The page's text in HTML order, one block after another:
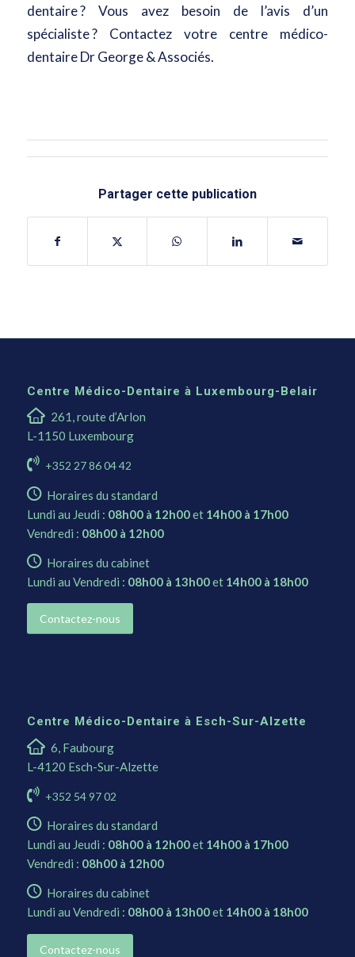
dentaire ? Vous avez besoin de l’avis d’un
spécialiste ? Contactez votre centre médico-
dentaire Dr George & Associés.
Partager cette publication
Centre Médico-Dentaire à Luxembourg-Belair
261, route d’Arlon
L-1150 Luxembourg
+352 27 86 04 42
Horaires du standard
Lundi au Jeudi : 08h00 à 12h00et 14h00 à 17h00
Vendredi : 08h00 à 12h00
Horaires du cabinet
Lundi au Vendredi : 08h00 à 13h00et 14h00 à 18h00
Contactez-nous
Centre Médico-Dentaire à Esch-Sur-Alzette
6, Faubourg
L-4120 Esch-Sur-Alzette
+352 54 97 02
Horaires du standard
Lundi au Jeudi : 08h00 à 12h00et 14h00 à 17h00
Vendredi : 08h00 à 12h00
Horaires du cabinet
Lundi au Vendredi : 08h00 à 13h00et 14h00 à 18h00
Contactez-nous